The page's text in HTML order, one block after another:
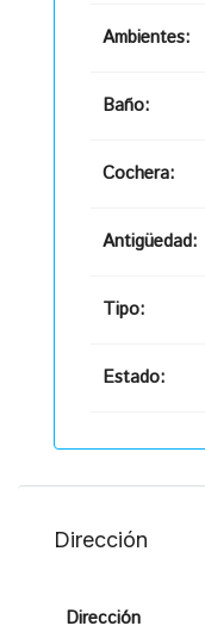
Ambientes:
Baño:
Cochera:
Antigüedad:
Tipo:
Estado:
Dirección
Dirección